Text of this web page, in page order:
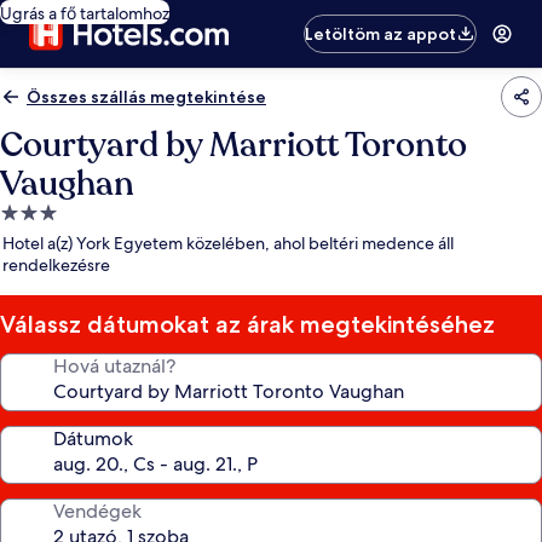
Ugrás a fő tartalomhoz
Letöltöm az appot
Összes szállás megtekintése
Courtyard by Marriott Toronto
Vaughan
3.0
csillagos
szálláshely
Hotel a(z) York Egyetem közelében, ahol beltéri medence áll
rendelkezésre
Válassz dátumokat az árak megtekintéséhez
Hová utaznál?
Dátumok
Vendégek